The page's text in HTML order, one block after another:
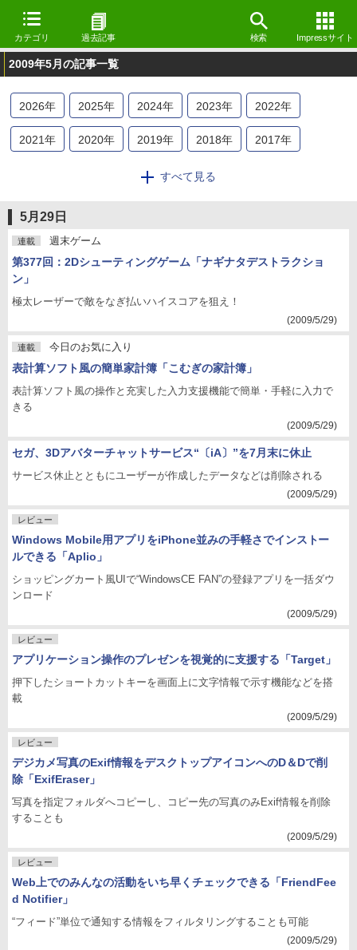
カテゴリ 過去記事 検索 Impressサイト
2009年5月の記事一覧
2026年 2025年 2024年 2023年 2022年
2021年 2020年 2019年 2018年 2017年
2014年 2013
2006 年 2005
2001
すべて見る
5月29日
連載 週末ゲーム
第377回：2Dシューティングゲーム「ナギナタデストラクショ
ン」
極太レーザーで敵をなぎ払いハイスコアを狙え！
(2009/5/29)
連載 今日のお気に入り
表計算ソフト風の簡単家計簿「こむぎの家計簿」
表計算ソフト風の操作と充実した入力支援機能で簡単・手軽に入力で
きる
(2009/5/29)
セガ、3Dアバターチャットサービス“〔iA〕”を7月末に休止
サービス休止とともにユーザーが作成したデータなどは削除される
(2009/5/29)
レビュー
Windows Mobile用アプリをiPhone並みの手軽さでインストー
ルできる「Aplio」
ショッピングカート風UIで“WindowsCE FAN”の登録アプリを一括ダウ
ンロード
(2009/5/29)
レビュー
アプリケーション操作のプレゼンを視覚的に支援する「Target」
押下したショートカットキーを画面上に文字情報で示す機能などを搭
載
(2009/5/29)
レビュー
デジカメ写真のExif情報をデスクトップアイコンへのD＆Dで削
除「ExifEraser」
写真を指定フォルダへコピーし、コピー先の写真のみExif情報を削除
することも
(2009/5/29)
レビュー
Web上でのみんなの活動をいち早くチェックできる「FriendFee
d Notifier」
“フィード”単位で通知する情報をフィルタリングすることも可能
(2009/5/29)